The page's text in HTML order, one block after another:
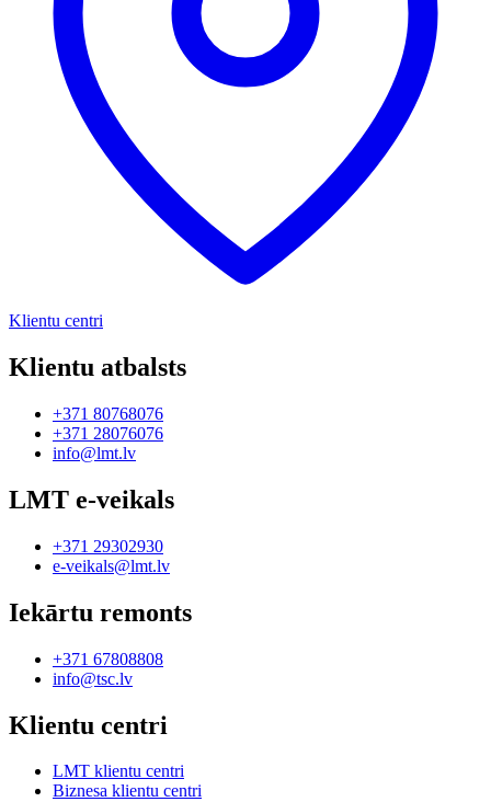
Klientu centri
Klientu atbalsts
+371 80768076
+371 28076076
info@lmt.lv
LMT e-veikals
+371 29302930
e-veikals@lmt.lv
Iekārtu remonts
+371 67808808
info@tsc.lv
Klientu centri
LMT klientu centri
Biznesa klientu centri